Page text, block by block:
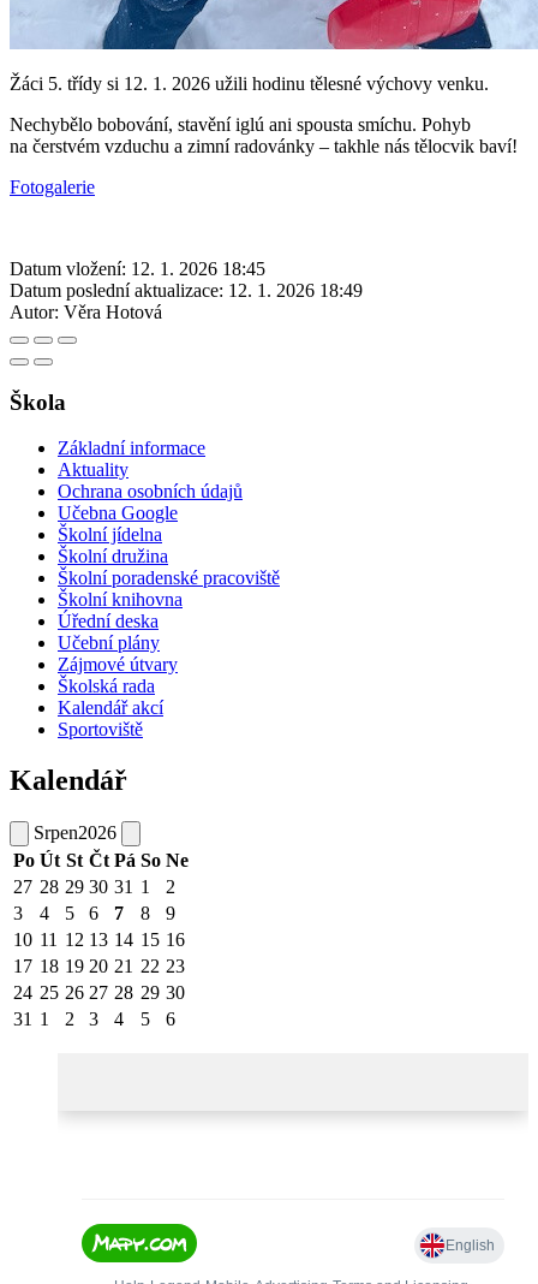
Žáci 5. třídy si 12. 1. 2026 užili hodinu tělesné výchovy venku.
Nechybělo bobování, stavění iglú ani spousta smíchu. Pohyb
na čerstvém vzduchu a zimní radovánky – takhle nás tělocvik baví!
Fotogalerie
Datum vložení: 12. 1. 2026 18:45
Datum poslední aktualizace: 12. 1. 2026 18:49
Autor: Věra Hotová
Škola
Základní informace
Aktuality
Ochrana osobních údajů
Učebna Google
Školní jídelna
Školní družina
Školní poradenské pracoviště
Školní knihovna
Úřední deska
Učební plány
Zájmové útvary
Školská rada
Kalendář akcí
Sportoviště
Kalendář
Srpen2026
Po Út St Čt Pá So Ne
27 28 29 30 31 1
2
3
4 5 6 7 8
9
10 11 12 13 14 15 16
17 18 19 20 21 22 23
24 25 26 27 28 29 30
31 1 2 3 4 5 6